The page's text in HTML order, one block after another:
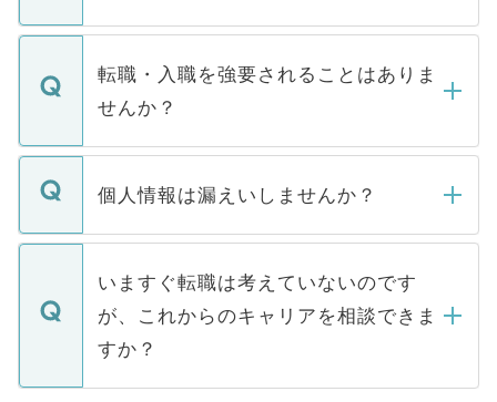
ます。通常、5営業日以内にはご連絡をせて
いただきますので、しばらくお待ちくださ
マイナビDOCTORで取り扱っている求人の
うち約3割は、Webサイトからご覧いただ
けない「非公開求人」です。非公開求人は
下記の理由によって、一般には公開してい
ません。
■応募殺到を避けるため 人気のある医療機
関を公にしてしまうと、応募が殺到する場
に、医療機関が求める条件に合った人材の
みを人材紹介会社に依頼するケースが増え
ています。
転職・入職を強要されることはありま
せんか？
転職・入職を強要することは一切ありませ
ん。また、仮に応募先から内定をいただい
定を承諾する必要はありません。内定先へ
の辞退の連絡はキャリアパートナーが行い
個人情報は漏えいしませんか？
個人情報が漏えいすることはありませんの
で、ご安心ください。当サイトからの登録
などで収集したご登録者様の個人情報は、
ご本人のキャリアアップおよび転職活動の
支援を目的に使用いたします。お預かりし
ているすべての個人データはご本人の許可
いますぐ転職は考えていないのです
が、これからのキャリアを相談できま
すか？